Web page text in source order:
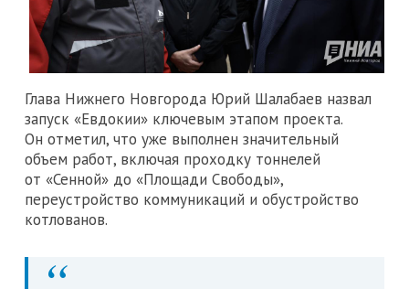
Глава Нижнего Новгорода Юрий Шалабаев назвал
запуск «Евдокии» ключевым этапом проекта.
Он отметил, что уже выполнен значительный
объем работ, включая проходку тоннелей
от «Сенной» до «Площади Свободы»,
переустройство коммуникаций и обустройство
котлованов.